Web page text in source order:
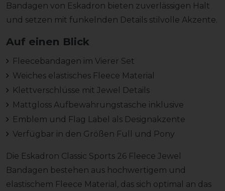
Bandagen von Eskadron bieten zuverlässigen Halt
und setzen mit funkelnden Details stilvolle Akzente.
Auf einen Blick
Fleecebandagen im Vierer Set
Weiches elastisches Fleece Material
Klettverschlüsse mit Jewel Details
Mattgloss Aufbewahrungstasche inklusive
Emblem und Flag Label als Designakzente
Verfügbar in den Größen Full und Pony
Die Eskadron Classic Sports 26 Fleece Jewel
Bandagen bestehen aus hochwertigem und
elastischem Fleece Material, das sich optimal an das